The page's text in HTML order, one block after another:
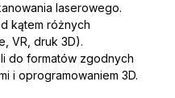
laserowego.
kątem różnych
VR, druk 3D).
do formatów zgodnych
i oprogramowaniem 3D.